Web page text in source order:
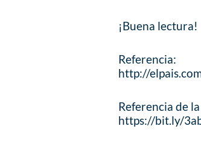
¡Buena lectura!
Referencia:
http://
Referencia de
https://bit.ly/